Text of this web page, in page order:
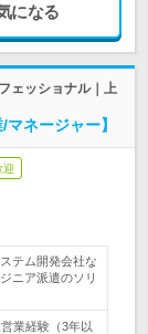
になる
ェッショナル｜上
ネージャー】
迎
テム開発会社な
ニア派遣のソリ
業経験（3年以